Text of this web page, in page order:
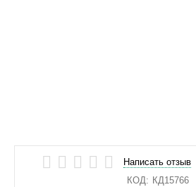
Написать отзыв
КОД: КД15766